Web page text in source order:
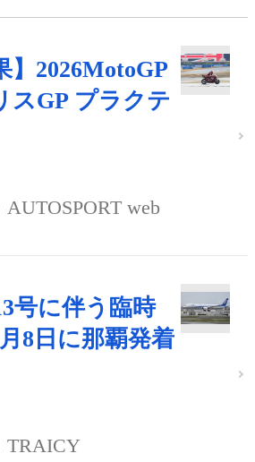
】2026MotoGP
スGP プラクテ
AUTOSPORT web
号に伴う臨時
8日に那覇発着
TRAICY